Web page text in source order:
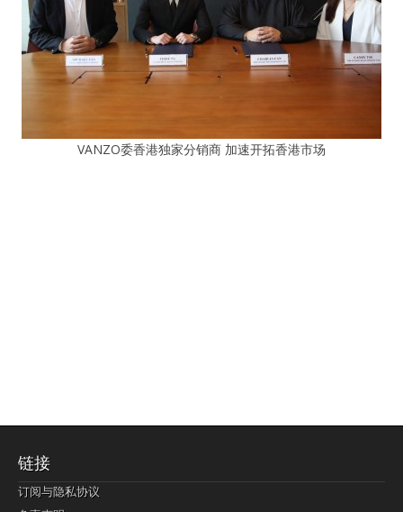
VANZO委香港独家分销商 加速开拓香港市场
链接
订阅与隐私协议